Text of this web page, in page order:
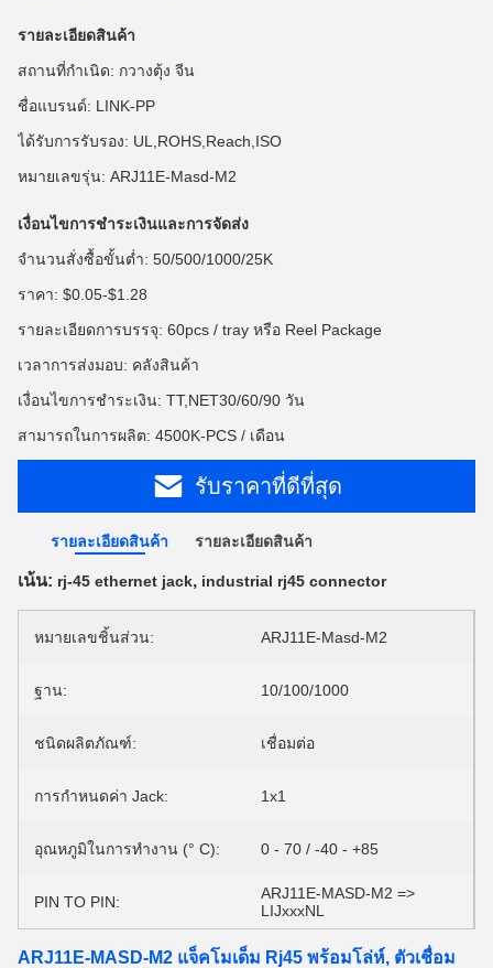
รายละเอียดสินค้า
สถานที่กำเนิด: กวางตุ้ง จีน
ชื่อแบรนด์: LINK-PP
ได้รับการรับรอง: UL,ROHS,Reach,ISO
หมายเลขรุ่น: ARJ11E-Masd-M2
เงื่อนไขการชำระเงินและการจัดส่ง
จำนวนสั่งซื้อขั้นต่ำ: 50/500/1000/25K
ราคา: $0.05-$1.28
รายละเอียดการบรรจุ: 60pcs / tray หรือ Reel Package
เวลาการส่งมอบ: คลังสินค้า
เงื่อนไขการชำระเงิน: TT,NET30/60/90 วัน
สามารถในการผลิต: 4500K-PCS / เดือน
รับราคาที่ดีที่สุด
รายละเอียดสินค้า รายละเอียดสินค้า
เน้น: rj-45 ethernet jack, industrial rj45 connector
หมายเลขชิ้นส่วน: ARJ11E-Masd-M2
ฐาน: 10/100/1000
ชนิดผลิตภัณฑ์: เชื่อมต่อ
การกำหนดค่า Jack: 1x1
อุณหภูมิในการทำงาน (° C): 0 - 70 / -40 - +85
PIN TO PIN:
ARJ11E-MASD-M2 =>
LIJxxxNL
ARJ11E-MASD-M2 แจ็คโมเด็ม Rj45 พร้อมโล่ห์, ตัวเชื่อม